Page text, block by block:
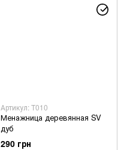
Артикул: T010
Менажница деревянная SV
дуб
290 грн